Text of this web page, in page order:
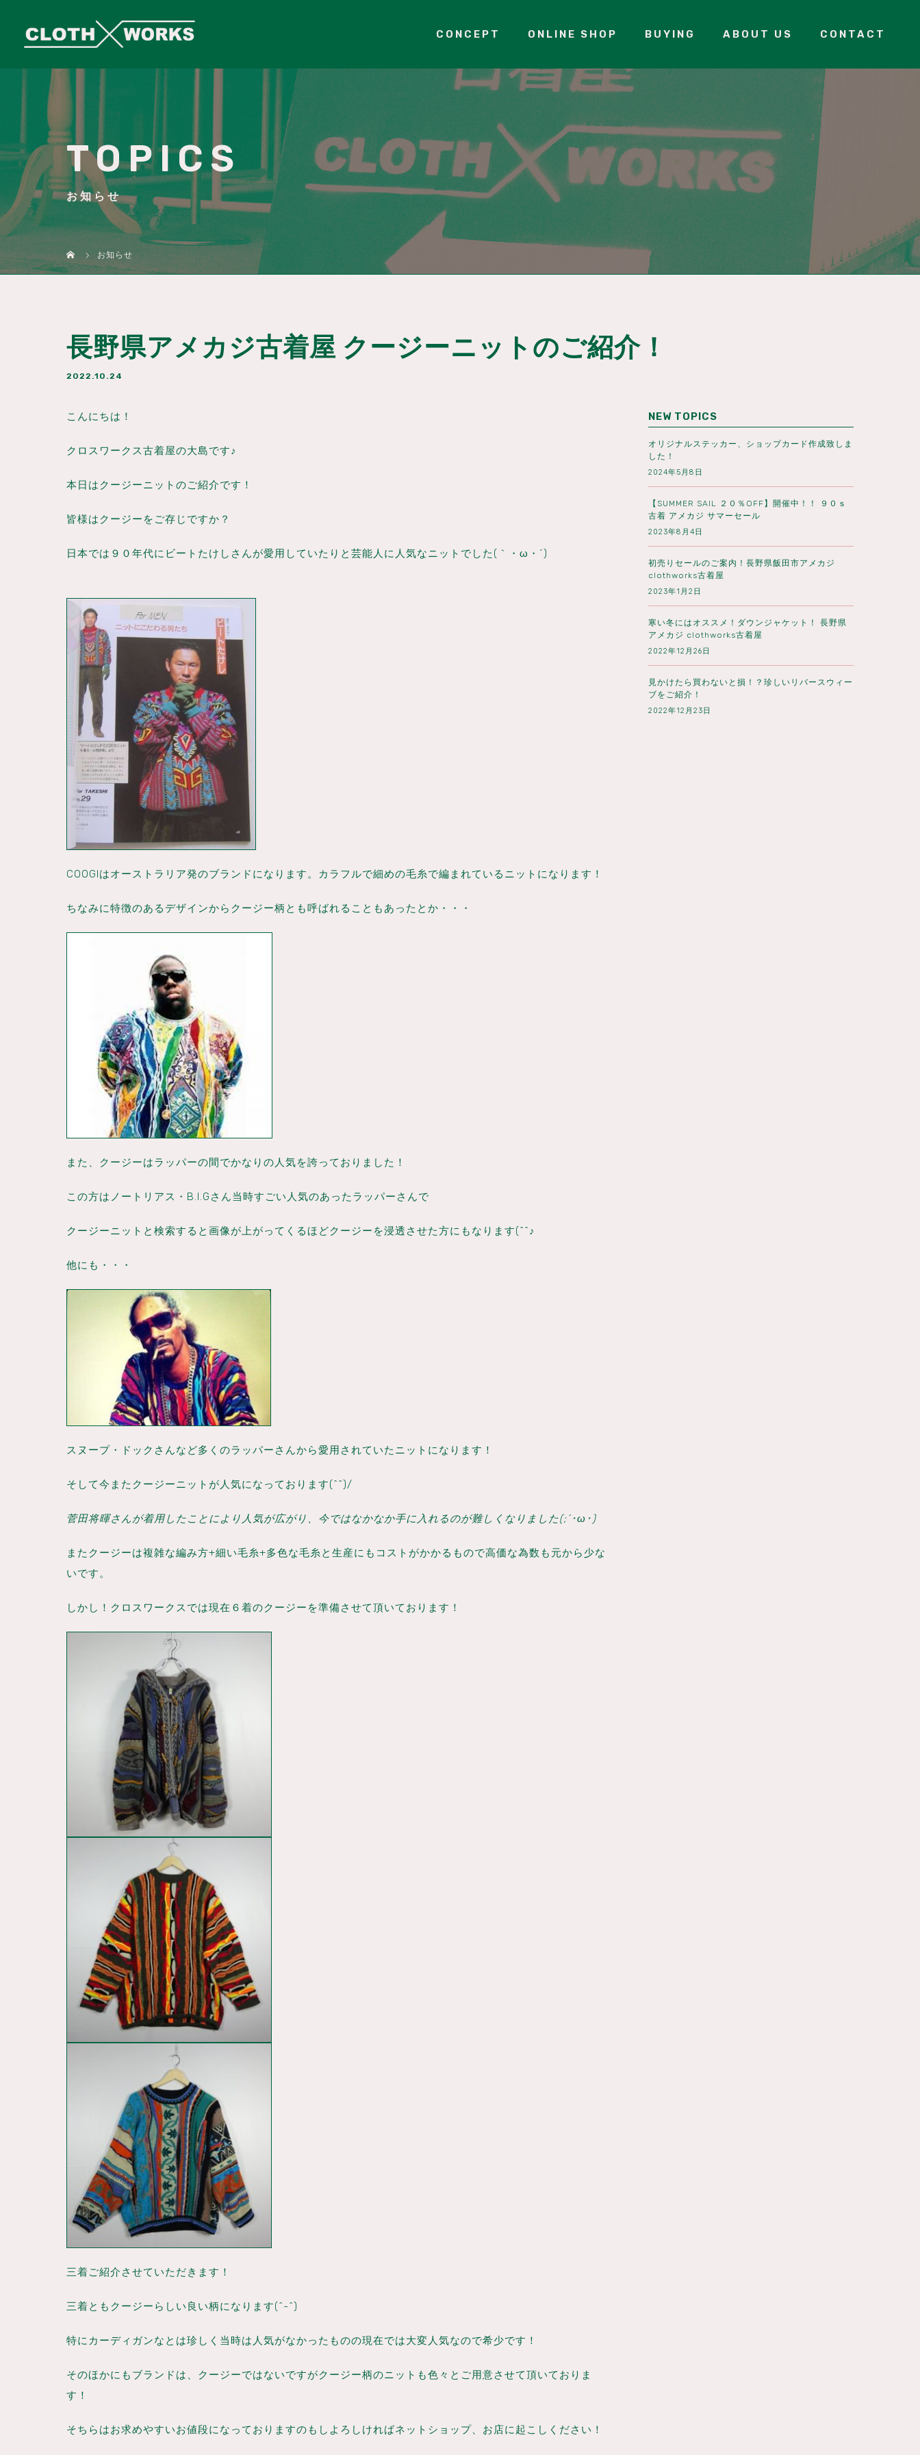
CONCEPT ONLINE SHOP BUYING ABOUT US CONTACT
TOPICS
お知らせ
お知らせ
長野県アメカジ古着屋 クージーニットのご紹介！
2022.10.24
こんにちは！
クロスワークス古着屋の大島です♪
本日はクージーニットのご紹介です！
皆様はクージーをご存じですか？
日本では９０年代にビートたけしさんが愛用していたりと芸能人に人気なニットでした(｀・ω・´)
COOGIはオーストラリア発のブランドになります。カラフルで細めの毛糸で編まれているニットになります！
ちなみに特徴のあるデザインからクージー柄とも呼ばれることもあったとか・・・
また、クージーはラッパーの間でかなりの人気を誇っておりました！
この方はノートリアス・B.I.Gさん当時すごい人気のあったラッパーさんで
クージーニットと検索すると画像が上がってくるほどクージーを浸透させた方にもなります(^^♪
他にも・・・
スヌープ・ドックさんなど多くのラッパーさんから愛用されていたニットになります！
そして今またクージーニットが人気になっております(^^)/
菅田将暉さんが着用したことにより人気が広がり、今ではなかなか手に入れるのが難しくなりました(;´･ω･)
またクージーは複雑な編み方+細い毛糸+多色な毛糸と生産にもコストがかかるもので高価な為数も元から少な
いです。
しかし！クロスワークスでは現在６着のクージーを準備させて頂いております！
三着ご紹介させていただきます！
三着ともクージーらしい良い柄になります(^-^)
特にカーディガンなとは珍しく当時は人気がなかったものの現在では大変人気なので希少です！
そのほかにもブランドは、クージーではないですがクージー柄のニットも色々とご用意させて頂いておりま
す！
そちらはお求めやすいお値段になっておりますのもしよろしければネットショップ、お店に起こしください！
NEW TOPICS
オリジナルステッカー、ショップカード作成致しま
した！
2024年5月8日
【SUMMER SAIL ２０％OFF】開催中！！ ９０ｓ
古着 アメカジ サマーセール
2023年8月4日
初売りセールのご案内！長野県飯田市アメカジ
clothworks古着屋
2023年1月2日
寒い冬にはオススメ！ダウンジャケット！ 長野県
アメカジ clothworks古着屋
2022年12月26日
見かけたら買わないと損！？珍しいリバースウィー
ブをご紹介！
2022年12月23日